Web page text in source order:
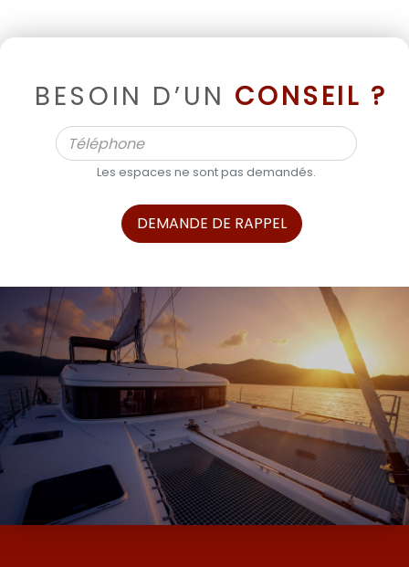
BESOIN D’UN CONSEIL ?
Les espaces ne sont pas demandés.
DEMANDE DE RAPPEL
ALPHA BOATS, L’EXPERT DES BATEAUX
D’OCCASION ET NEUF AVEC SES MARQUES
DE MOODY ET MILLIKAN…